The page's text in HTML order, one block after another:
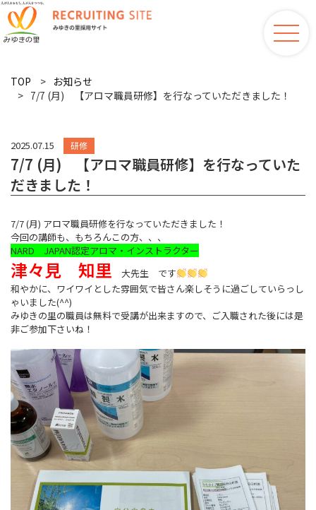
TOP
お知らせ
7/7 (月) 【アロマ職員研修】を行なっていただきました！
2025.07.15 研修
7/7 (月) 【アロマ職員研修】を行なっていた
だきました！
7/7 (月) アロマ職員研修を行なっていただきました！
今回の講師も、もちろんこの方、、、
NARD JAPAN認定アロマ・インストラクター
津々見 知里 大先生 です
和やかに、ワイワイとした雰囲気で皆さん楽しそうに過ごしていらっし
ゃいました(^^)
みゆきの里の職員は無料で受講が出来ますので、ご入職された後には是
非ご参加下さいね！